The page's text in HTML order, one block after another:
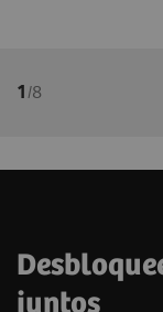
1/8
juntos